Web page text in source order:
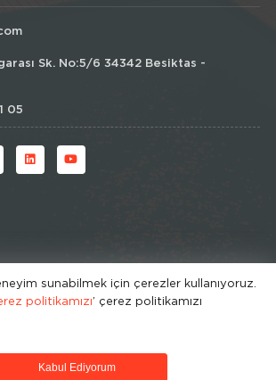
Sk. No:5/6 34342 Besiktas -
05
rights reserved.
sunabilmek için çerezler kullanıyoruz.
politikamızı’ çerez politikamızı
Kabul Ediyorum